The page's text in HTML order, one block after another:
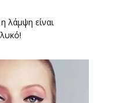
λάμψη είναι